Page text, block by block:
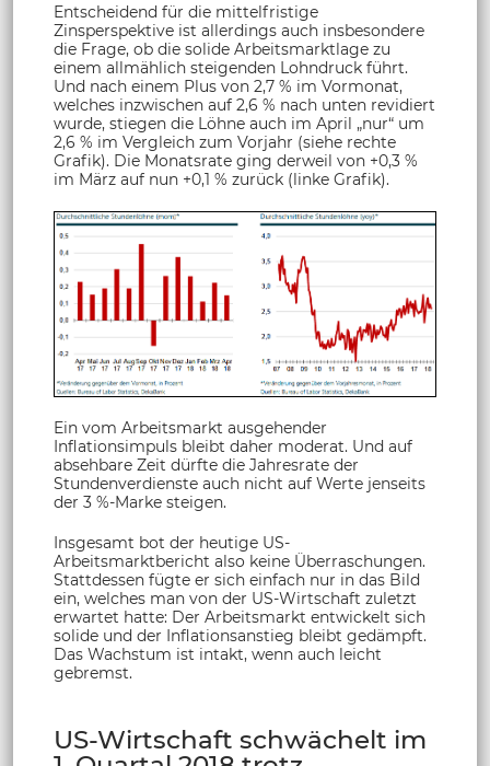
Entscheidend für die mittelfristige
Zinsperspektive ist allerdings auch insbesondere
die Frage, ob die solide Arbeitsmarktlage zu
einem allmählich steigenden Lohndruck führt.
Und nach einem Plus von 2,7 % im Vormonat,
welches inzwischen auf 2,6 % nach unten revidiert
wurde, stiegen die Löhne auch im April „nur“ um
2,6 % im Vergleich zum Vorjahr (siehe rechte
Grafik). Die Monatsrate ging derweil von +0,3 %
im März auf nun +0,1 % zurück (linke Grafik).
Ein vom Arbeitsmarkt ausgehender
Inflationsimpuls bleibt daher moderat. Und auf
absehbare Zeit dürfte die Jahresrate der
Stundenverdienste auch nicht auf Werte jenseits
der 3 %-Marke steigen.
Insgesamt bot der heutige US-
Arbeitsmarktbericht also keine Überraschungen.
Stattdessen fügte er sich einfach nur in das Bild
ein, welches man von der US-Wirtschaft zuletzt
erwartet hatte: Der Arbeitsmarkt entwickelt sich
solide und der Inflationsanstieg bleibt gedämpft.
Das Wachstum ist intakt, wenn auch leicht
gebremst.
US-Wirtschaft schwächelt im